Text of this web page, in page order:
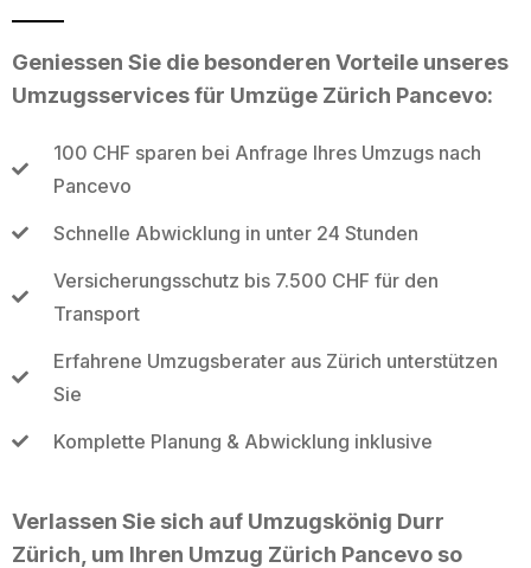
Geniessen Sie die besonderen Vorteile unseres
Umzugsservices für Umzüge Zürich Pancevo:
100 CHF sparen bei Anfrage Ihres Umzugs nach
Pancevo
Schnelle Abwicklung in unter 24 Stunden
Versicherungsschutz bis 7.500 CHF für den
Transport
Erfahrene Umzugsberater aus Zürich unterstützen
Sie
Komplette Planung & Abwicklung inklusive
Verlassen Sie sich auf Umzugskönig Durr
Zürich, um Ihren Umzug Zürich Pancevo so